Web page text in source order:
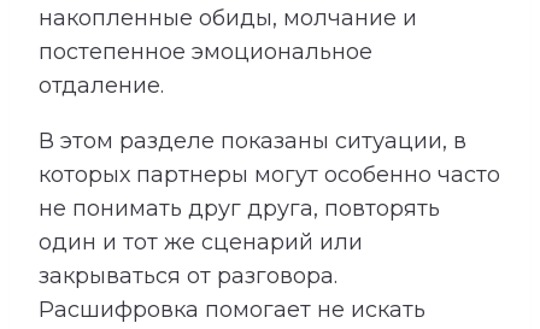
накопленные обиды, молчание и
постепенное эмоциональное
отдаление.
В этом разделе показаны ситуации, в
которых партнеры могут особенно часто
не понимать друг друга, повторять
один и тот же сценарий или
закрываться от разговора.
Расшифровка помогает не искать